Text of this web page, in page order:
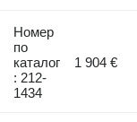
Номер
по
каталог
: 212-
1434
1 904 €